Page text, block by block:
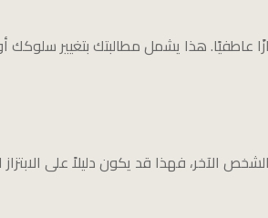
عاطفيًا. هذا يشمل مطالبتك بتغيير سلوكك
الآخر، فهذا قد يكون دليلاً على